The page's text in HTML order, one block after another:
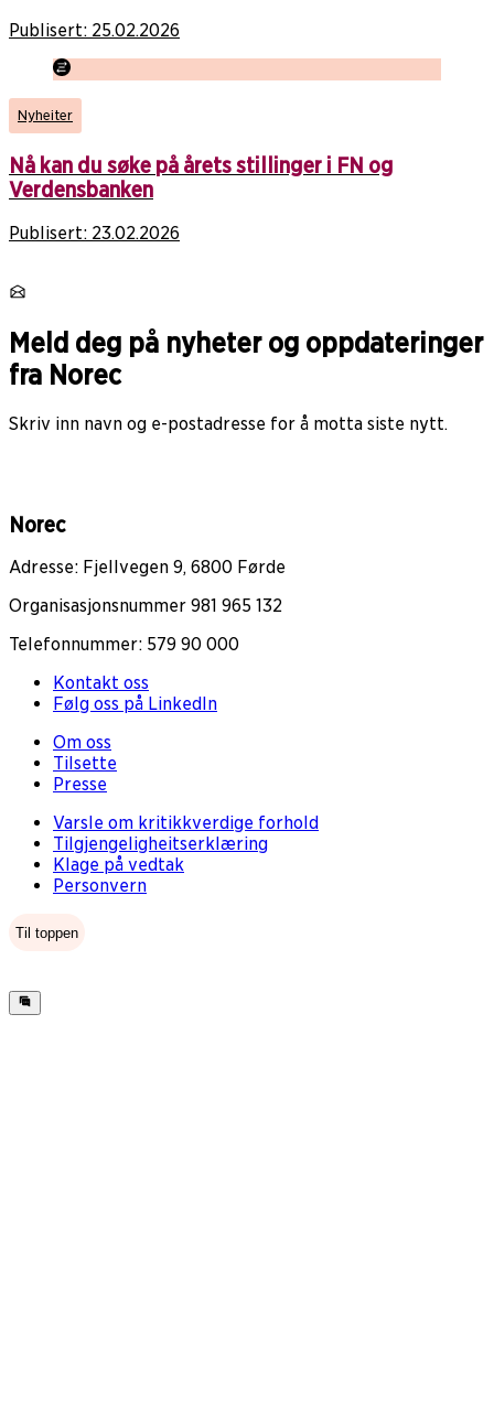
Publisert: 25.02.2026
Nyheiter
Nå kan du søke på årets stillinger i FN og
Verdensbanken
Publisert: 23.02.2026
Meld deg på nyheter og oppdateringer
fra Norec
Skriv inn navn og e-postadresse for å motta siste nytt.
Norec
Adresse: Fjellvegen 9, 6800 Førde
Organisasjonsnummer 981 965 132
Telefonnummer: 579 90 000
Kontakt oss
Følg oss på LinkedIn
Om oss
Tilsette
Presse
Varsle om kritikkverdige forhold
Tilgjengeligheitserklæring
Klage på vedtak
Personvern
Til toppen